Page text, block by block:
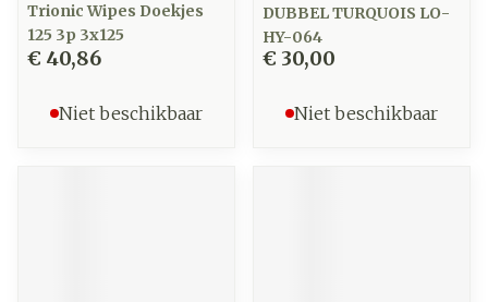
Trionic Wipes Doekjes
125 3p 3x125
€ 40,86
Niet beschikbaar
DUBBEL TURQUOIS LO-
HY-064
€ 30,00
Niet beschikbaar